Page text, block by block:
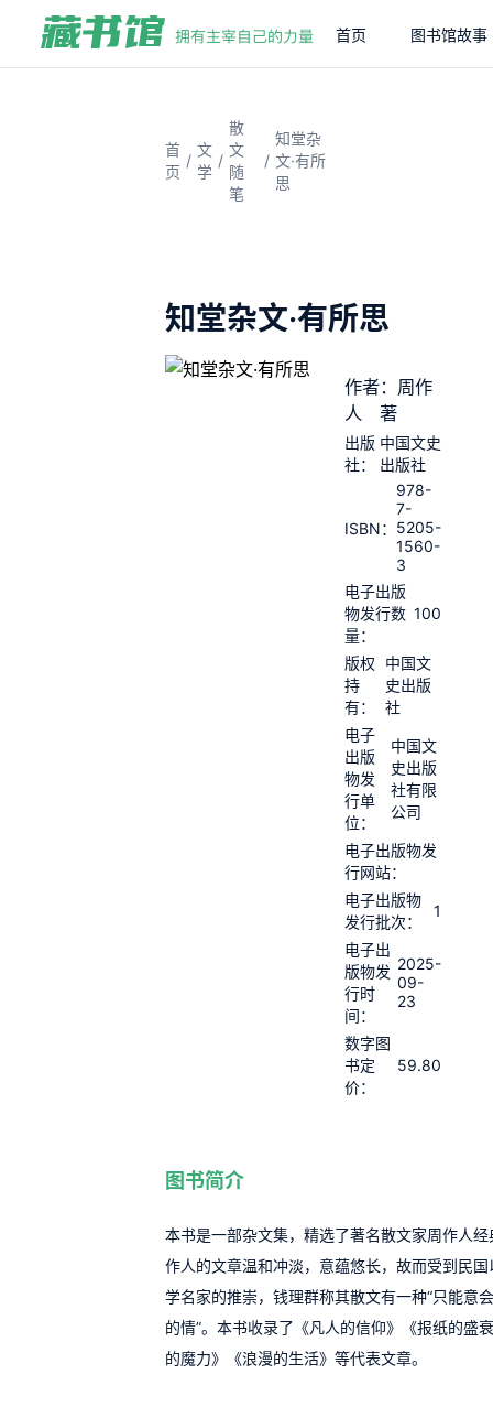
首页 图书馆故事
首
页
/
文
学
/
散
文
随
笔
/
知堂杂
文·有所
思
知堂杂文·有所思
作者：周作
人 著
出版
社：
中国文史
出版社
ISBN：
978-
7-
5205-
1560-
3
电子出版
物发行数
量：
100
版权
持
有：
中国文
史出版
社
电子
出版
物发
行单
位：
中国文
史出版
社有限
公司
电子出版物发
行网站：
电子出版物
发行批次：
1
电子出
版物发
行时
间：
2025-
09-
23
数字图
书定
价：
59.80
图书简介
本书是一部杂文集，精选了著名散文家周作人
作人的文章温和冲淡，意蕴悠长，故而受到民
学名家的推崇，钱理群称其散文有一种“只能意
的情”。本书收录了《凡人的信仰》《报纸的盛
的魔力》《浪漫的生活》等代表文章。